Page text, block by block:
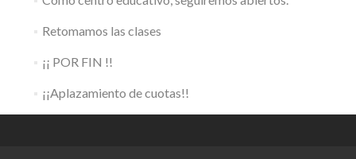
Retomamos las clases
¡¡ POR FIN !!
¡¡Aplazamiento de cuotas!!